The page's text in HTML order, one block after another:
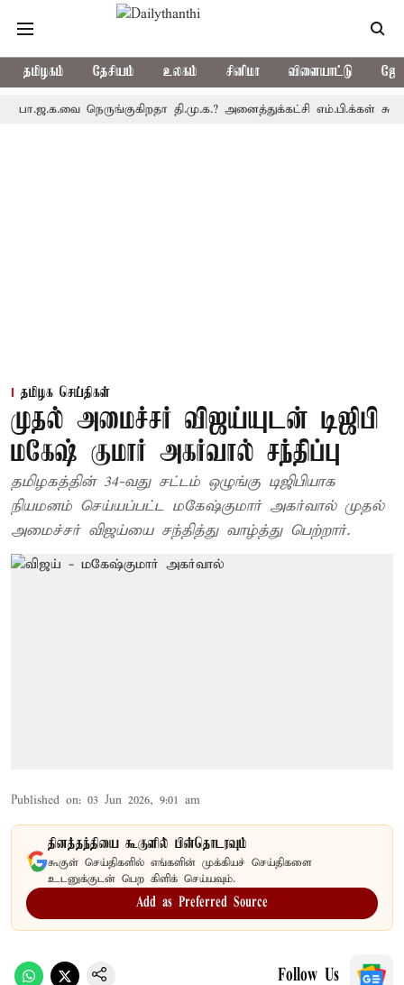
தமிழகம் தேசியம் உலகம் சினிமா விளையாட்டு
நெருங்குகிறதா தி.மு.க.? அனைத்துக்கட்சி எம்.பி.க்கள்
தமிழக செய்திகள்
முதல் அமைச்சர் விஜய்யுடன் டிஜிபி
மகேஷ் குமார் அகர்வால் சந்திப்பு
தமிழகத்தின் 34-வது சட்டம் ஒழுங்கு டிஜிபியாக
நியமனம் செய்யப்பட்ட மகேஷ்குமார் அகர்வால் முதல்
அமைச்சர் விஜய்யை சந்தித்து வாழ்த்து பெற்றார்.
Published on: 03 Jun 2026, 9:01 am
தினத்தந்தியை கூகுளில் பின்தொடரவும்
கூகுள் செய்திகளில் எங்களின் முக்கியச் செய்திகளை
உடனுக்குடன் பெற கிளிக் செய்யவும்.
Add as Preferred Source
Follow Us